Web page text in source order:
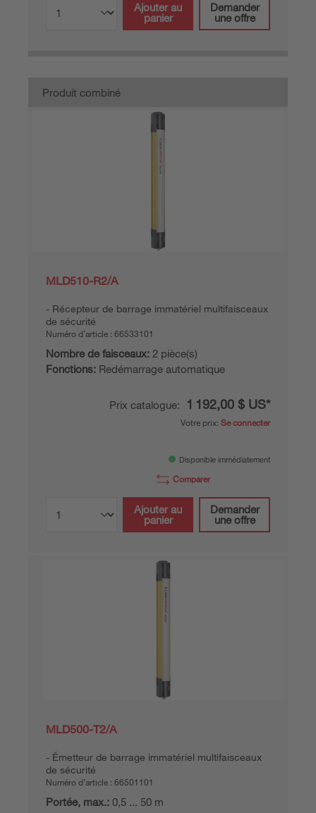
Ajouter au
panier
Demander
une offre
Produit combiné
MLD510-R2/A
Récepteur de barrage immatériel multifaisceaux
de sécurité
Numéro d’article : 66533101
Nombre de faisceaux: 2 pièce(s)
Fonctions: Redémarrage automatique
Prix catalogue: 1 192,00 $ US*
Votre prix: Se connecter
Disponible immédiatement
Comparer
Ajouter au
panier
Demander
une offre
MLD500-T2/A
Émetteur de barrage immatériel multifaisceaux
de sécurité
Numéro d’article : 66501101
Portée, max.: 0,5 ... 50 m